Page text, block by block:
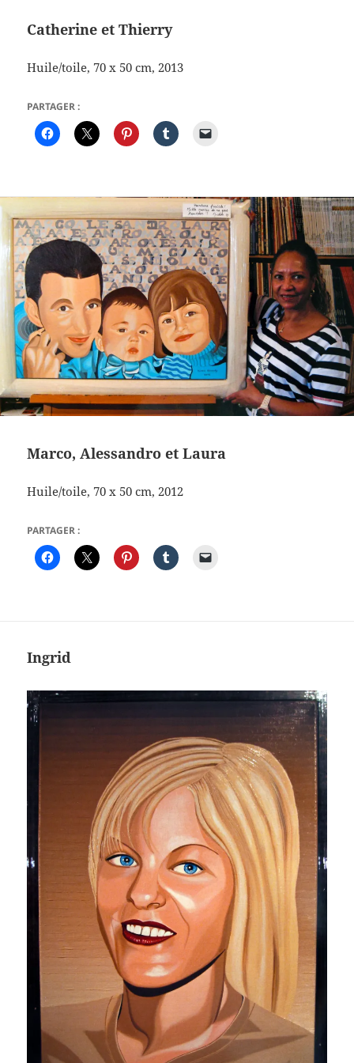
Catherine et Thierry
Huile/toile, 70 x 50 cm, 2013
PARTAGER :
Marco, Alessandro et Laura
Huile/toile, 70 x 50 cm, 2012
PARTAGER :
Ingrid